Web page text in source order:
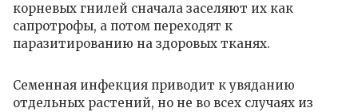
корневых гнилей сначала заселяют их как
сапротрофы, а потом переходят к
паразитированию на здоровых тканях.
Семенная инфекция приводит к увяданию
отдельных растений, но не во всех случаях из